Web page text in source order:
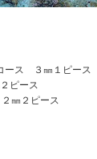
ース ３㎜１ピース
ピース
㎜２ピース